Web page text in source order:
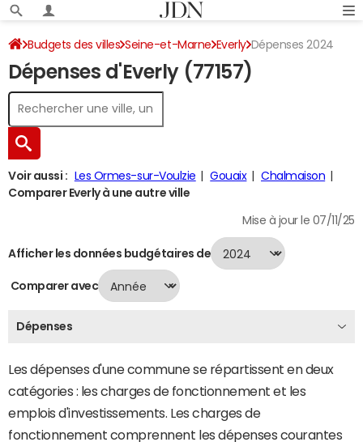
Budgets des villes Seine-et-Marne Everly Dépenses 2024
Dépenses d'Everly (77157)
Voir aussi : Les Ormes-sur-Voulzie Gouaix
Chalmaison
Comparer Everly à une autre ville
Mise à jour le 07/11/25
Afficher les données budgétaires de
Comparer avec
Dépenses
Les dépenses d'une commune se répartissent en deux
catégories : les charges de fonctionnement et les
emplois d'investissements. Les charges de
fonctionnement comprennent les dépenses courantes